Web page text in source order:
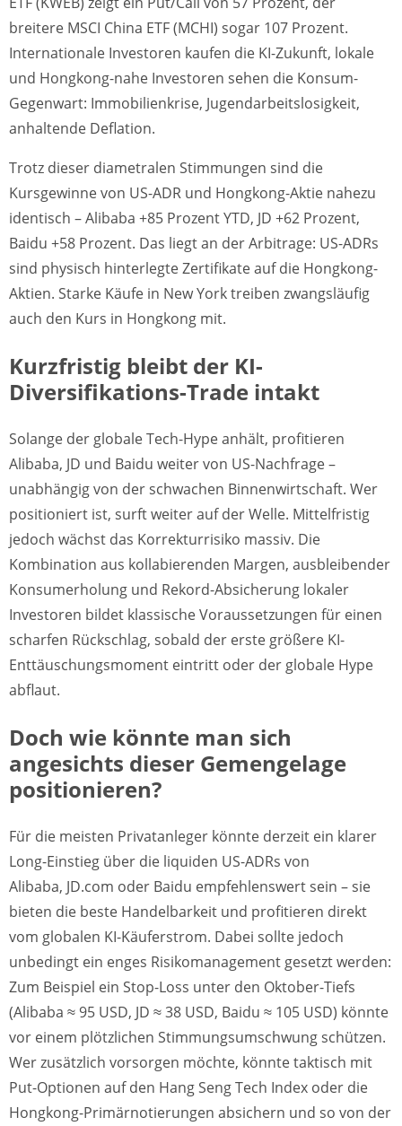
breitere MSCI China ETF (MCHI) sogar 107 Prozent.
Internationale Investoren kaufen die KI-Zukunft, lokale
und Hongkong-nahe Investoren sehen die Konsum-
Gegenwart: Immobilienkrise, Jugendarbeitslosigkeit,
anhaltende Deflation.
Trotz dieser diametralen Stimmungen sind die
Kursgewinne von US-ADR und Hongkong-Aktie nahezu
identisch – Alibaba +85 Prozent YTD, JD +62 Prozent,
Baidu +58 Prozent. Das liegt an der Arbitrage: US-ADRs
sind physisch hinterlegte Zertifikate auf die Hongkong-
Aktien. Starke Käufe in New York treiben zwangsläufig
auch den Kurs in Hongkong mit.
Kurzfristig bleibt der KI-
Diversifikations-Trade intakt
Solange der globale Tech-Hype anhält, profitieren
Alibaba, JD und Baidu weiter von US-Nachfrage –
unabhängig von der schwachen Binnenwirtschaft. Wer
positioniert ist, surft weiter auf der Welle. Mittelfristig
jedoch wächst das Korrekturrisiko massiv. Die
Kombination aus kollabierenden Margen, ausbleibender
Konsumerholung und Rekord-Absicherung lokaler
Investoren bildet klassische Voraussetzungen für einen
scharfen Rückschlag, sobald der erste größere KI-
Enttäuschungsmoment eintritt oder der globale Hype
abflaut.
Doch wie könnte man sich
angesichts dieser Gemengelage
positionieren?
Für die meisten Privatanleger könnte derzeit ein klarer
Long-Einstieg über die liquiden US-ADRs von
Alibaba, JD.com oder Baidu empfehlenswert sein – sie
bieten die beste Handelbarkeit und profitieren direkt
vom globalen KI-Käuferstrom. Dabei sollte jedoch
unbedingt ein enges Risikomanagement gesetzt werden:
Zum Beispiel ein Stop-Loss unter den Oktober-Tiefs
(Alibaba ≈ 95 USD, JD ≈ 38 USD, Baidu ≈ 105 USD) könnte
vor einem plötzlichen Stimmungsumschwung schützen.
Wer zusätzlich vorsorgen möchte, könnte taktisch mit
Put-Optionen auf den Hang Seng Tech Index oder die
Hongkong-Primärnotierungen absichern und so von der